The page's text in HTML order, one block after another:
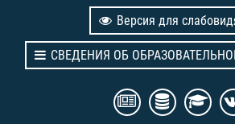
Версия для
СВЕДЕНИЯ ОБ